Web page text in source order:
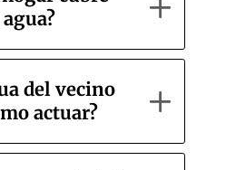
del vecino
actuar?